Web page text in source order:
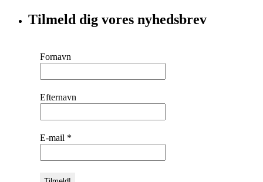
Tilmeld dig vores nyhedsbrev
Fornavn
Efternavn
E-mail *